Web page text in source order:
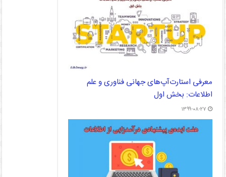
معرفی استارت‌آپ‌های جهانی فناوری و علم
اطلاعات: بخش اول
۱۳۹۹-۰۸-۲۷